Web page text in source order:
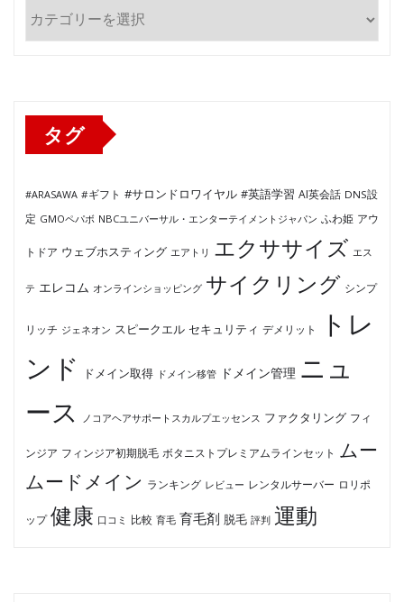
カ
タグ
#ARASAWA #ギフト #サロンドロワイヤル #英語学習 AI英会話 DNS設
定 GMOペパボ NBCユニバーサル・エンターテイメントジャパン ふわ姫 アウ
トドア ウェブホスティング エアトリ エクササイズ エス
テ エレコム オンラインショッピング サイクリング シンプ
リッチ ジェネオン スピークエル セキュリティ デメリット
トレ
ンド
ドメイン取得 ドメイン移管 ドメイン管理 ニュ
ース
ノコアヘアサポートスカルプエッセンス ファクタリング フィ
ンジア フィンジア初期脱毛 ボタニストプレミアムラインセット ムー
ムードメイン ランキング レビュー レンタルサーバー ロリポ
ップ 健康 口コミ 比較 育毛 育毛剤 脱毛 評判 運動